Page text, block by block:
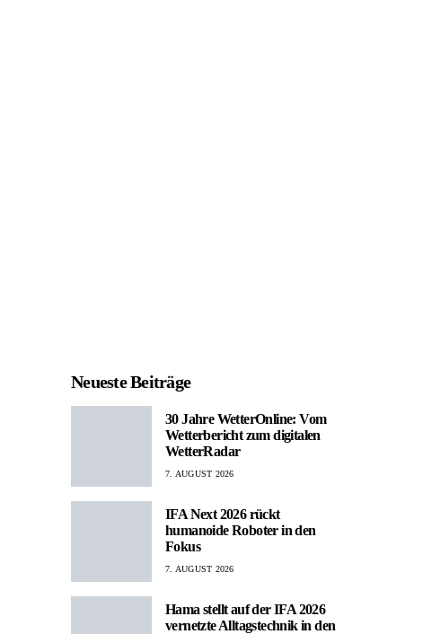
Neueste Beiträge
30 Jahre WetterOnline: Vom
Wetterbericht zum digitalen
WetterRadar
7. AUGUST 2026
IFA Next 2026 rückt
humanoide Roboter in den
Fokus
7. AUGUST 2026
Hama stellt auf der IFA 2026
vernetzte Alltagstechnik in den